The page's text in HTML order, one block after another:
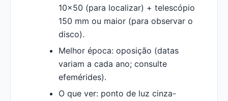
10x50 (para localizar) + telescópio
150 mm ou maior (para observar o
disco).
Melhor época: oposição (datas
variam a cada ano; consulte
efemérides).
O que ver: ponto de luz cinza-